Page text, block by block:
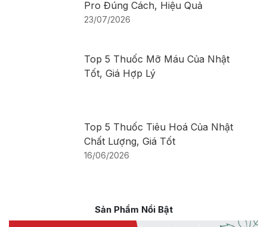
Pro Đúng Cách, Hiệu Quả
23/07/2026
Top 5 Thuốc Mỡ Máu Của Nhật
Tốt, Giá Hợp Lý
Top 5 Thuốc Tiêu Hoá Của Nhật
Chất Lượng, Giá Tốt
16/06/2026
Sản Phẩm Nổi Bật